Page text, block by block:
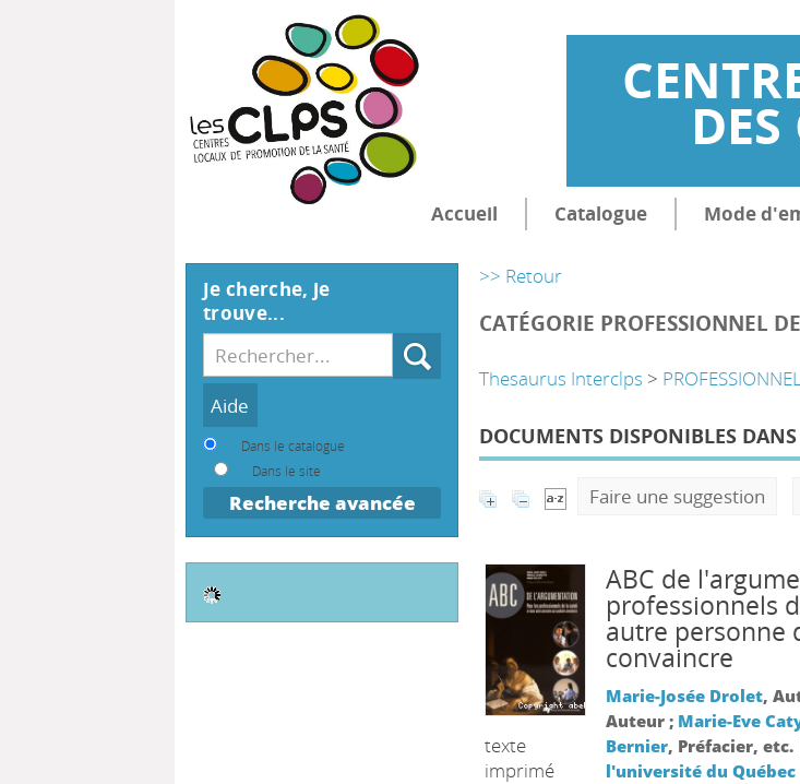
Accueil Catalogue Mode
>> Retour
CATÉGORIE PROFESSIONNEL
Thesaurus Interclps >
DOCUMENTS DISPONIBLES DANS
Faire une suggestion
texte
imprimé
ABC de
professionnels
autre personne
convaincre
Marie-Josée Drolet,
Auteur ; Marie-Eve
Bernier, Préfacier, etc.
l'université du Québec
Je cherche, je
trouve...
Recherche
Dans le catalogue
Dans le site
Recherche avancée